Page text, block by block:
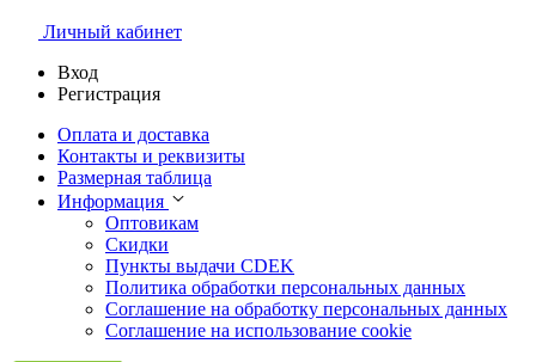
Личный кабинет
Вход
Регистрация
Оплата и доставка
Контакты и реквизиты
Размерная таблица
Информация
Оптовикам
Скидки
Пункты выдачи CDEK
Политика обработки персональных данных
Соглашение на обработку персональных данных
Соглашение на использование cookie